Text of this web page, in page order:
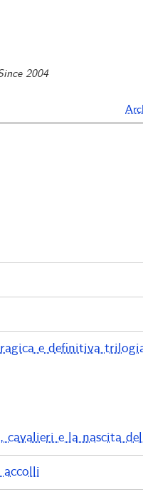
2004
e definitiva
cavalieri e la nascita
accolli